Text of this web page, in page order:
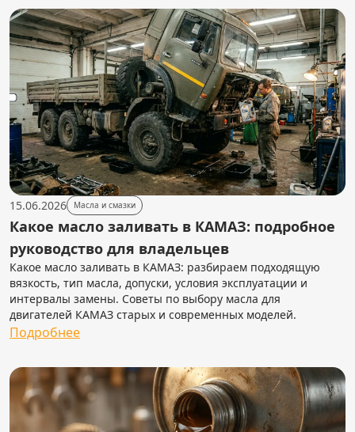
15.06.2026 Масла и смазки
Какое масло заливать в КАМАЗ: подробное
руководство для владельцев
Какое масло заливать в КАМАЗ: разбираем подходящую
вязкость, тип масла, допуски, условия эксплуатации и
интервалы замены. Советы по выбору масла для
двигателей КАМАЗ старых и современных моделей.
Подробнее